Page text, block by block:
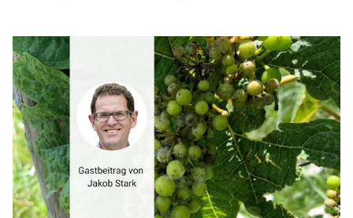
alle Gelder für die Absatzförderung von Schweizer Wein
im Inland verwendet werden.